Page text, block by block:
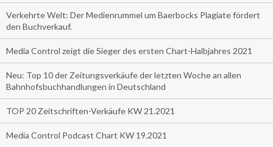
Verkehrte Welt: Der Medienrummel um Baerbocks Plagiate fördert
den Buchverkauf.
Media Control zeigt die Sieger des ersten Chart-Halbjahres 2021
Neu: Top 10 der Zeitungsverkäufe der letzten Woche an allen
Bahnhofsbuchhandlungen in Deutschland
TOP 20 Zeitschriften-Verkäufe KW 21.2021
Media Control Podcast Chart KW 19.2021